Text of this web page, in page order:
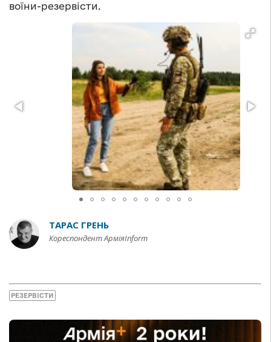
воїни-резервісти.
ТАРАС ГРЕНЬ
Кореспондент АрміяInform
РЕЗЕРВІСТИ